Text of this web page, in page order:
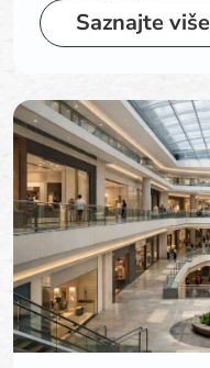
Saznajte više